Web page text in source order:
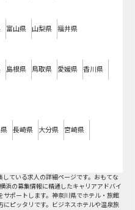
富山県 山梨県 福井県
島根県 鳥取県 愛媛県 香川県
長崎県 大分県 宮崎県
している求人の詳細ページです。おもてな
浜の募集情報に精通したキャリアアドバイ
サポートします。神奈川県でホテル・旅館
にピッタリです。ビジネスホテルや温泉旅